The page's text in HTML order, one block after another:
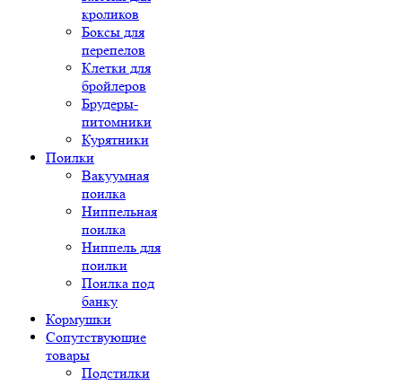
кроликов
Боксы для
перепелов
Клетки для
бройлеров
Брудеры-
питомники
Курятники
Поилки
Вакуумная
поилка
Ниппельная
поилка
Ниппель для
поилки
Поилка под
банку
Кормушки
Сопутствующие
товары
Подстилки